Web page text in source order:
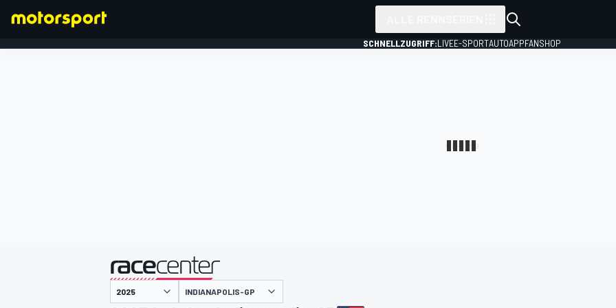
SCHNELLZUGRIFF:LIVEE-SPORTAUTOAPPFANSHOP
INDIANAPOLIS-GP